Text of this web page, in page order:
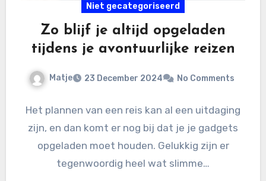
Niet gecategoriseerd
Zo blijf je altijd opgeladen
tijdens je avontuurlijke reizen
Matje 23 December 2024 No Comments
Het plannen van een reis kan al een uitdaging
zijn, en dan komt er nog bij dat je je gadgets
opgeladen moet houden. Gelukkig zijn er
tegenwoordig heel wat slimme…